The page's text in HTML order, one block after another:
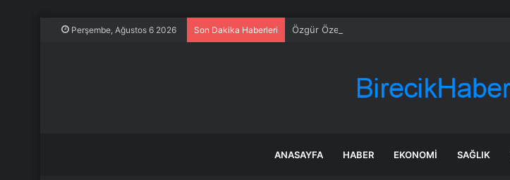
Perşembe, Ağustos 6 2026 Son Dakika Haberleri Özgür Özel Bilecik’te Vatandaşlarla Bir Araya Geldi
ANASAYFA HABER EKONOMI SAĞLIK